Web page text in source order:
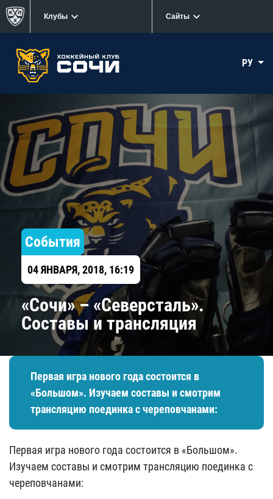
Клубы Сайты
РУ
События
04 ЯНВАРЯ, 2018, 16:19
«Сочи» – «Северсталь».
Составы и трансляция
Первая игра нового года состоится в
«Большом». Изучаем составы и смотрим
трансляцию поединка с череповчанами:
Первая игра нового года состоится в «Большом».
Изучаем составы и смотрим трансляцию поединка с
череповчанами: